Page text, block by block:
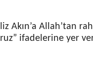
Akın’a Allah’tan
ifadelerine yer